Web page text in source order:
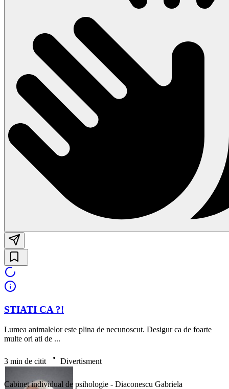
STIATI CA ?!
Lumea animalelor este plina de necunoscut. Desigur ca de foarte
multe ori ati de ...
3 min de citit Divertisment
Cabinet individual de psihologie - Diaconescu Gabriela